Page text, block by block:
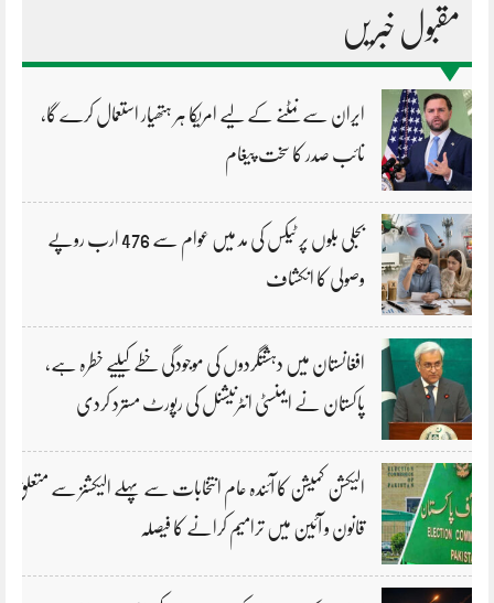
مقبول خبریں
ایران سے نمٹنے کے لیے امریکا ہر ہتھیار استعمال کرے گا،
نائب صدر کا سخت پیغام
بجلی بلوں پر ٹیکس کی مد میں عوام سے 476 ارب روپے
وصولی کا انکشاف
افغانستان میں دہشتگردوں کی موجودگی خطے کیلیے خطرہ ہے،
پاکستان نے ایمنسٹی انٹرنیشنل کی رپورٹ مسترد کردی
الیکشن کمیشن کا آئندہ عام انتخابات سے پہلے الیکشنز سے متعلق
قانون و آئین میں ترامیم کرانے کا فیصلہ